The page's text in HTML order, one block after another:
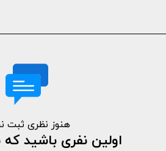
هنوز نظری ثبت
اولین نفری باشید